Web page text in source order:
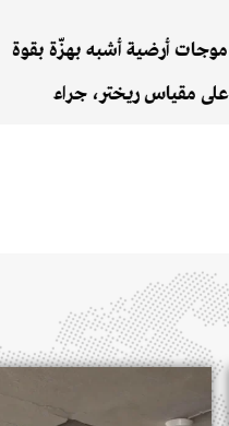
أرضية أشبه بهزّة بقوة
على مقياس ريختر، جراء